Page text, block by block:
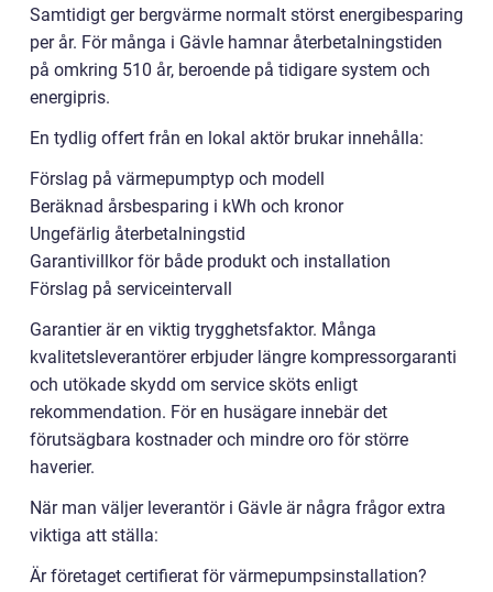
Samtidigt ger bergvärme normalt störst energibesparing
per år. För många i Gävle hamnar återbetalningstiden
på omkring 510 år, beroende på tidigare system och
energipris.
En tydlig offert från en lokal aktör brukar innehålla:
Förslag på värmepumptyp och modell
Beräknad årsbesparing i kWh och kronor
Ungefärlig återbetalningstid
Garantivillkor för både produkt och installation
Förslag på serviceintervall
Garantier är en viktig trygghetsfaktor. Många
kvalitetsleverantörer erbjuder längre kompressorgaranti
och utökade skydd om service sköts enligt
rekommendation. För en husägare innebär det
förutsägbara kostnader och mindre oro för större
haverier.
När man väljer leverantör i Gävle är några frågor extra
viktiga att ställa:
Är företaget certifierat för värmepumpsinstallation?